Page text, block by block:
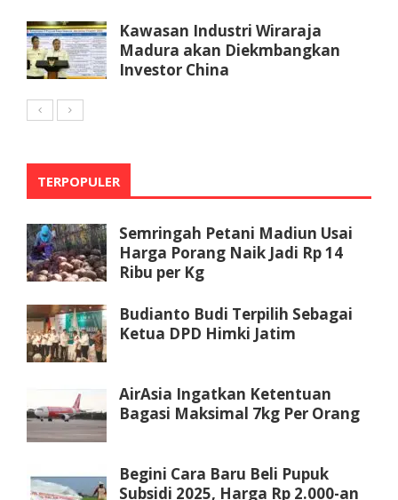
Kawasan Industri Wiraraja
Madura akan Diekmbangkan
Investor China
TERPOPULER
Semringah Petani Madiun Usai
Harga Porang Naik Jadi Rp 14
Ribu per Kg
Budianto Budi Terpilih Sebagai
Ketua DPD Himki Jatim
AirAsia Ingatkan Ketentuan
Bagasi Maksimal 7kg Per Orang
Begini Cara Baru Beli Pupuk
Subsidi 2025, Harga Rp 2.000-an